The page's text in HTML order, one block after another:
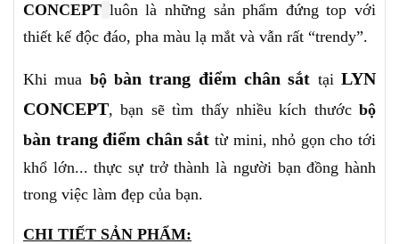
CONCEPT luôn là những sản phẩm đứng top với
thiết kế độc đáo, pha màu lạ mắt và vẫn rất “trendy”.
Khi mua bộ bàn trang điểm chân sắt tạiLYN
CONCEPT, bạn sẽ tìm thấy nhiều kích thước bộ
bàn trang điểm chân sắt từ mini, nhỏ gọn cho tới
khổ lớn... thực sự trở thành là người bạn đồng hành
trong việc làm đẹp của bạn.
CHI TIẾT SẢN PHẨM: